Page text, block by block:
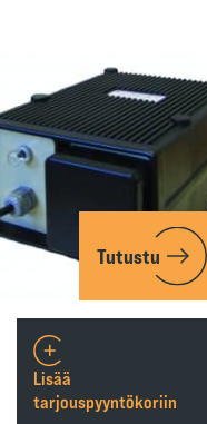
Tutustu
Lisää
tarjouspyyntökoriin